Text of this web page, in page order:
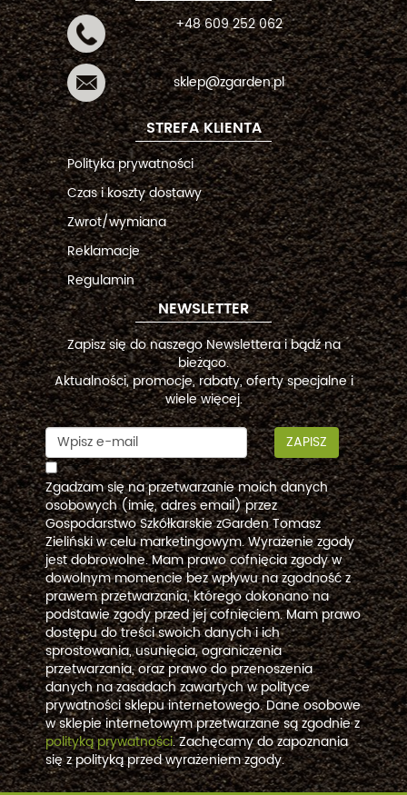
+48 609 252 062
sklep@zgarden.pl
STREFA KLIENTA
Polityka prywatności
Czas i koszty dostawy
Zwrot/wymiana
Reklamacje
Regulamin
NEWSLETTER
Zapisz się do naszego Newslettera i bądź na
bieżąco.
Aktualności, promocje, rabaty, oferty specjalne i
wiele więcej.
ZAPISZ
Zgadzam się na przetwarzanie moich danych
osobowych (imię, adres email) przez
Gospodarstwo Szkółkarskie zGarden Tomasz
Zieliński w celu marketingowym. Wyrażenie zgody
jest dobrowolne. Mam prawo cofnięcia zgody w
dowolnym momencie bez wpływu na zgodność z
prawem przetwarzania, którego dokonano na
podstawie zgody przed jej cofnięciem. Mam prawo
dostępu do treści swoich danych i ich
sprostowania, usunięcia, ograniczenia
przetwarzania, oraz prawo do przenoszenia
danych na zasadach zawartych w polityce
prywatności sklepu internetowego. Dane osobowe
w sklepie internetowym przetwarzane są zgodnie z
polityką prywatności. Zachęcamy do zapoznania
się z polityką przed wyrażeniem zgody.